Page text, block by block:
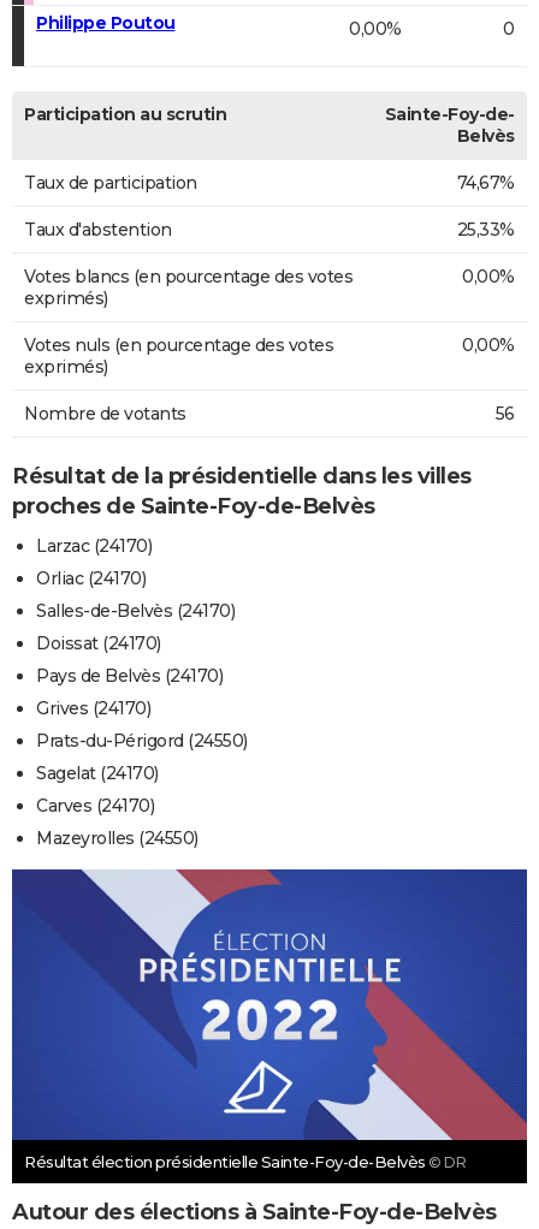
Philippe Poutou 0,00% 0
Participation au scrutin
Sainte-Foy-de-
Belvès
Taux de participation 74,67%
Taux d'abstention 25,33%
Votes blancs (en pourcentage des votes
exprimés)
0,00%
Votes nuls (en pourcentage des votes
exprimés)
0,00%
Nombre de votants 56
Résultat de la présidentielle dans les villes
proches de Sainte-Foy-de-Belvès
Larzac (24170)
Orliac (24170)
Salles-de-Belvès (24170)
Doissat (24170)
Pays de Belvès (24170)
Grives (24170)
Prats-du-Périgord (24550)
Sagelat (24170)
Carves (24170)
Mazeyrolles (24550)
Résultat élection présidentielle Sainte-Foy-de-Belvès © DR
Autour des élections à Sainte-Foy-de-Belvès